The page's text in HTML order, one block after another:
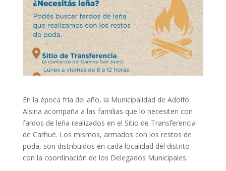
En la época fría del año, la Municipalidad de Adolfo
Alsina acompaña a las familias que lo necesiten con
fardos de leña realizados en el Sitio de Transferencia
de Carhué. Los mismos, armados con los restos de
poda, son distribuidos en cada localidad del distrito
con la coordinación de los Delegados Municipales.